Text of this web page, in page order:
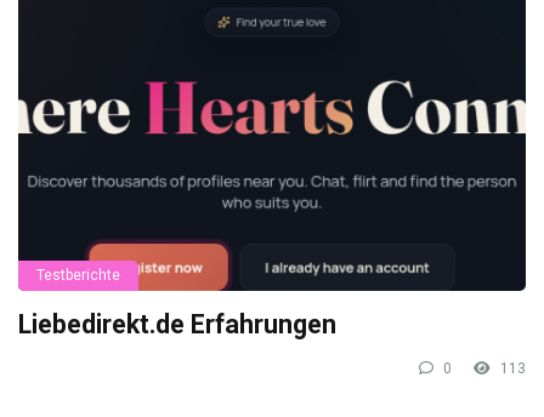
Testberichte
Liebedirekt.de Erfahrungen
0 113